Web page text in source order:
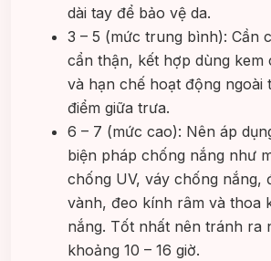
dài tay để bảo vệ da.
3 – 5 (mức trung bình): Cần
cẩn thận, kết hợp dùng kem
và hạn chế hoạt động ngoài
điểm giữa trưa.
6 – 7 (mức cao): Nên áp
biện pháp chống nắng như
chống UV, váy chống nắng,
vành, đeo kính râm và thoa
nắng. Tốt nhất nên tránh ra
khoảng 10 – 16 giờ.